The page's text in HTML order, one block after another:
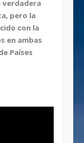
verdadera
pero la
con la
en ambas
Países